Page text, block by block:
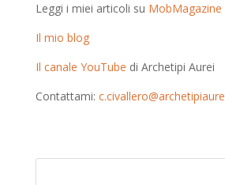
Leggi i miei articoli su MobMagazine
Il mio blog
Il canale YouTube di Archetipi Aurei
Contattami: